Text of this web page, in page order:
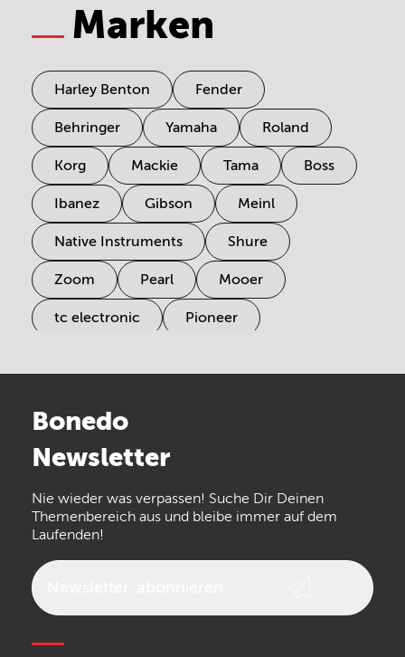
Marken
Harley Benton Fender
Behringer Yamaha Roland
Korg Mackie Tama Boss
Ibanez Gibson Meinl
Native Instruments Shure
Zoom Pearl Mooer
tc electronic Pioneer
Arturia
the t.bone
Walrus Audio Epiphone
Bonedo
Newsletter
Nie wieder was verpassen! Suche Dir Deinen
Themenbereich aus und bleibe immer auf dem
Laufenden!